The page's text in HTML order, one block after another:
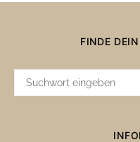
FINDE
SUCHE